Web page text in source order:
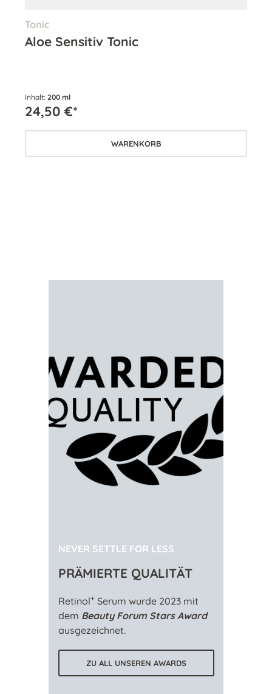
Tonic
Aloe Sensitiv Tonic
Inhalt: 200 ml
24,50 €*
WARENKORB
NEVER SETTLE FOR LESS
PRÄMIERTE QUALITÄT
Retinol+ Serum wurde 2023 mit
dem Beauty Forum Stars Award
ausgezeichnet.
ZU ALL UNSEREN AWARDS